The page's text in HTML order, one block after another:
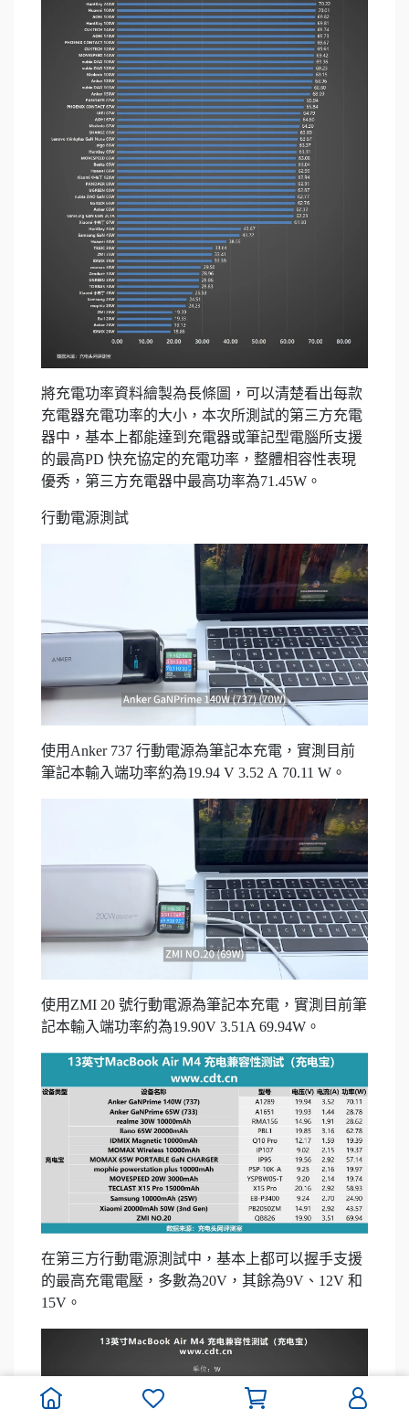
將充電功率資料繪製為長條圖，可以清楚看出每款
充電器充電功率的大小，本次所測試的第三方充電
器中，基本上都能達到充電器或筆記型電腦所支援
的最高PD 快充協定的充電功率，整體相容性表現
優秀，第三方充電器中最高功率為71.45W。
行動電源測試
使用Anker 737 行動電源為筆記本充電，實測目前
筆記本輸入端功率約為19.94 V 3.52 A 70.11 W。
使用ZMI 20 號行動電源為筆記本充電，實測目前筆
記本輸入端功率約為19.90V 3.51A 69.94W。
在第三方行動電源測試中，基本上都可以握手支援
的最高充電電壓，多數為20V，其餘為9V、12V 和
15V。